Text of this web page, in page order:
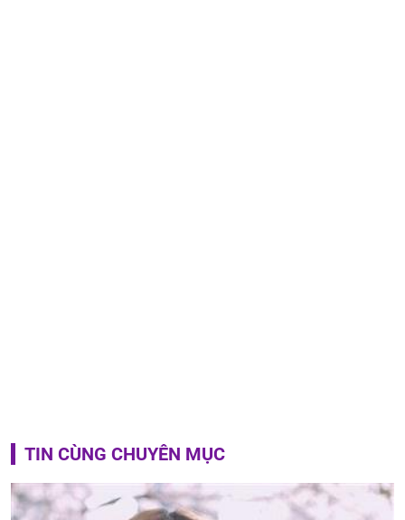
TIN CÙNG CHUYÊN MỤC